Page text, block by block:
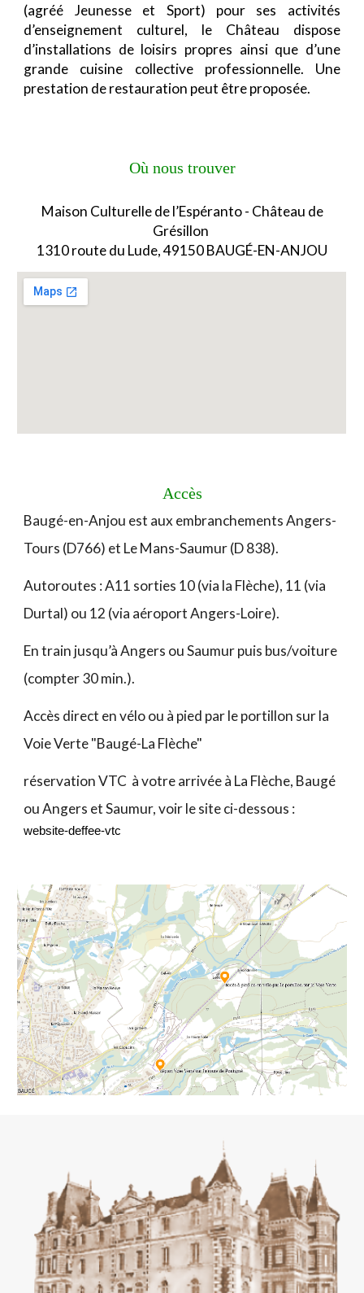
(agréé Jeunesse et Sport) pour ses activités
d’enseignement culturel, le Château dispose
d’installations de loisirs propres ainsi que d’une
grande cuisine collective professionnelle. Une
prestation de restauration peut être proposée.
Où nous trouver
Maison Culturelle de l’Espéranto - Château de
Grésillon
1310 route du Lude, 49150 BAUGÉ-EN-ANJOU
Accès
Baugé-en-Anjou est aux embranchements Angers-
Tours (D766) et Le Mans-Saumur (D 838).
Autoroutes : A11 sorties 10 (via la Flèche), 11 (via
Durtal) ou 12 (via aéroport Angers-Loire).
En train jusqu’à Angers ou Saumur puis bus/voiture
(compter 30 min.).
Accès direct en vélo ou à pied par le portillon sur la
Voie Verte "Baugé-La Flèche"
réservation VTC à votre arrivée à La Flèche, Baugé
ou Angers et Saumur, voir le site ci-dessous :
website-deffee-vtc